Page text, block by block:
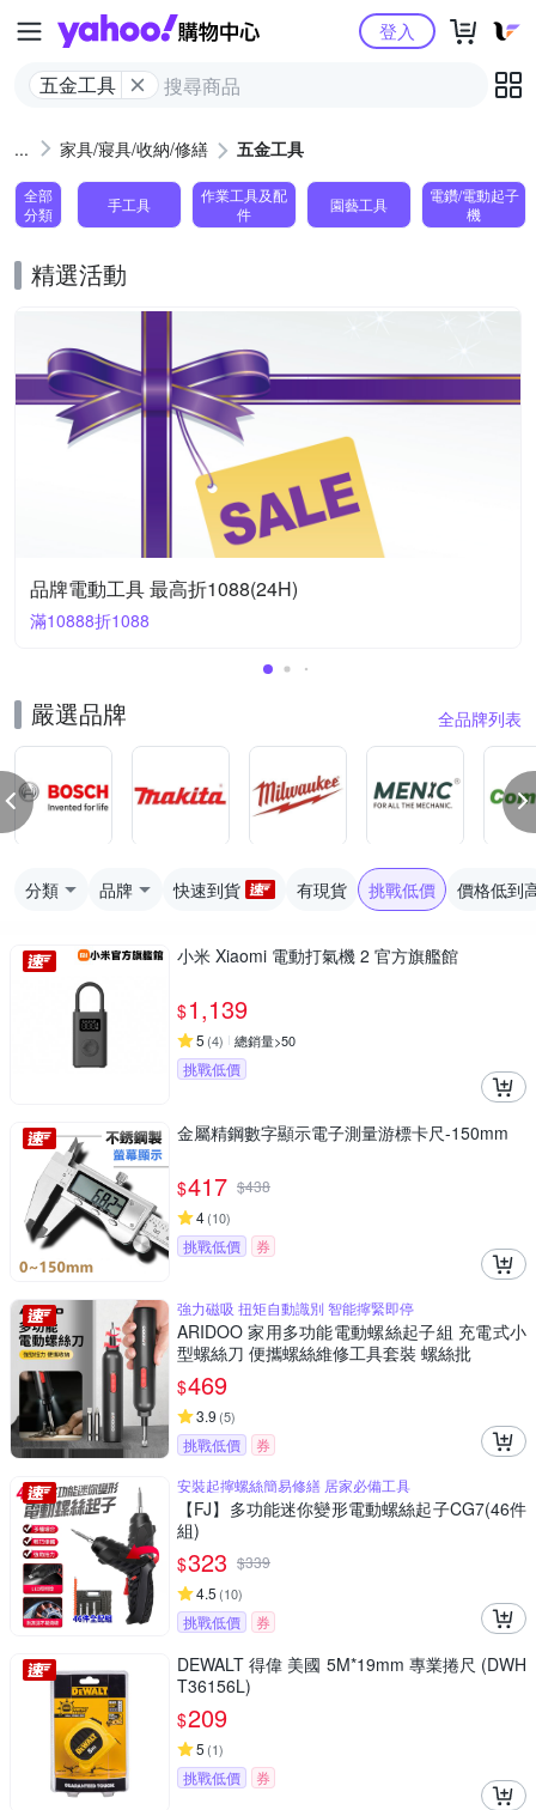
Yahoo購物中心
五金工具
登入
家具/寢具/收納/修繕 五金工具
全部
分類
手工具
作業工具及配
件
園藝工具
電鑽/電動起子
機
精選活動
品牌電動工具 最高折1088(24H)
滿10888折1088
嚴選品牌 全品牌列表
分類 品牌 快速到貨 有現貨 挑戰低價 價格低到
小米 Xiaomi 電動打氣機 2 官方旗艦館
$1,139
5 (4) 總銷量>50
挑戰低價
金屬精鋼數字顯示電子測量游標卡尺-150mm
$417 $438
4(10)
挑戰低價 券
強力磁吸 扭矩自動識別 智能擰緊即停
ARIDOO 家用多功能電動螺絲起子組 充電式小
型螺絲刀 便攜螺絲維修工具套裝 螺絲批
$469
3.9 (5)
挑戰低價
券
安裝起擰螺絲簡易修繕 居家必備工具
【FJ】多功能迷你變形電動螺絲起子CG7(46件
組)
$323 $339
4.5 (10)
挑戰低價 券
DEWALT 得偉 美國 5M*19mm 專業捲尺 (DWH
T36156L)
$209
5 (1)
挑戰低價 券